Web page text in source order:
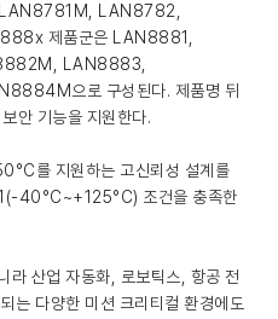
LAN8782,
제품군은 LAN8881,
LAN8883,
으로 구성된다. 제품명 뒤
안 기능을 지원한다.
를 지원하는 고신뢰성 설계를
40°C~+125°C) 조건을 충족한
라 산업 자동화, 로보틱스, 항공 전
는 다양한 미션 크리티컬 환경에도